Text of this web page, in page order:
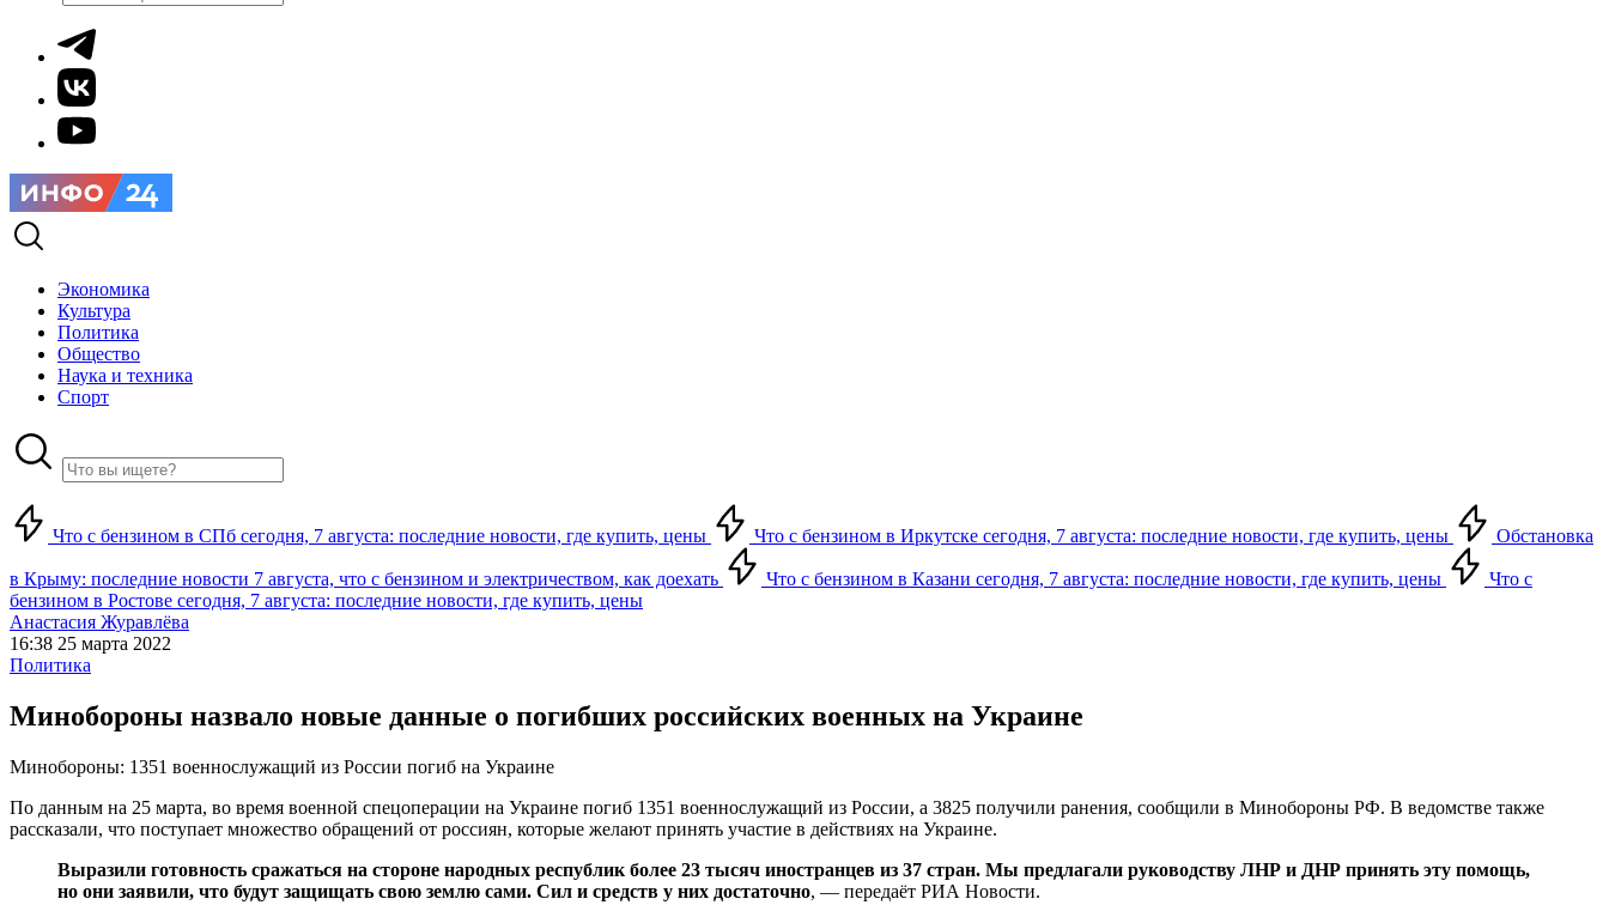
Экономика
Культура
Политика
Общество
Наука и техника
Спорт
Что с бензином в СПб сегодня, 7 августа: последние новости, где купить, цены Что с бензином в Иркутске сегодня, 7 августа: последние новости, где купить, цены Обстановка
в Крыму: последние новости 7 августа, что с бензином и электричеством, как доехать Что с бензином в Казани сегодня, 7 августа: последние новости, где купить, цены
Что с
бензином в Ростове сегодня, 7 августа: последние новости, где купить, цены
Анастасия Журавлёва
16:38 25 марта 2022
Политика
Минобороны назвало новые данные о погибших российских военных на Украине
Минобороны: 1351 военнослужащий из России погиб на Украине
По данным на 25 марта, во время военной спецоперации на Украине погиб 1351 военнослужащий из России, а 3825 получили ранения, сообщили в Минобороны РФ. В ведомстве также
рассказали, что поступает множество обращений от россиян, которые желают принять участие в действиях на Украине.
Выразили готовность сражаться на стороне народных республик более 23 тысяч иностранцев из 37 стран. Мы предлагали руководству ЛНР и ДНР принять эту помощь,
но они заявили, что будут защищать свою землю сами. Сил и средств у них достаточно, — передаёт РИА Новости.